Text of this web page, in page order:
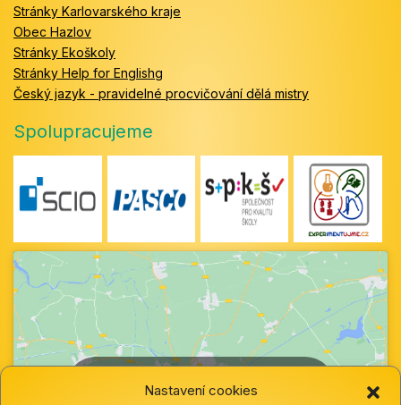
Nastavení cookies
Stránky Karlovarského kraje
Obec Hazlov
Stránky Ekoškoly
Stránky Help for Englishg
Český jazyk - pravidelné procvičování dělá mistry
Spolupracujeme
cookie a povolte tento obsah